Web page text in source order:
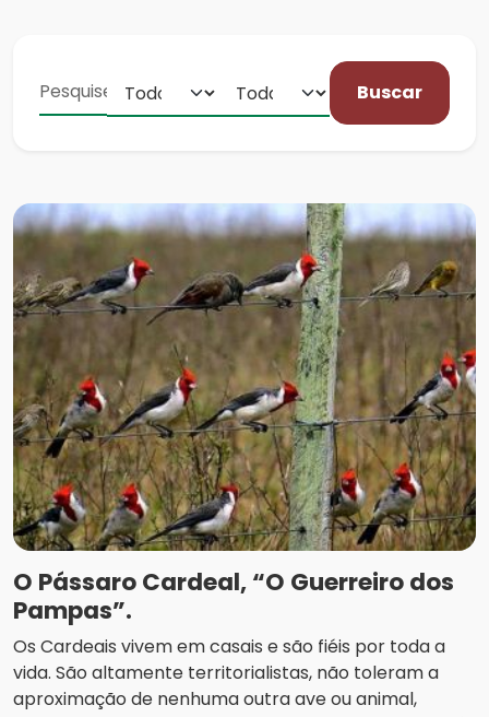
Buscar
O Pássaro Cardeal, “O Guerreiro dos
Pampas”.
Os Cardeais vivem em casais e são fiéis por toda a
vida. São altamente territorialistas, não toleram a
aproximação de nenhuma outra ave ou animal,